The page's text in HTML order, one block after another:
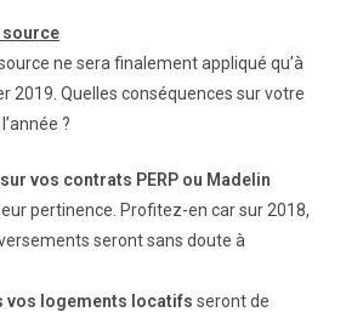
source
ne sera finalement appliqué qu’à
2019. Quelles conséquences sur votre
?
vos contrats PERP ou Madelin
pertinence. Profitez-en car sur 2018,
seront sans doute à
vos logements locatifs seront de